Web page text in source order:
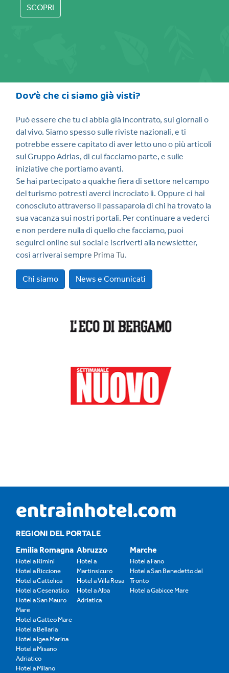
SCOPRI
Dov’è che ci siamo già visti?
Può essere che tu ci abbia già incontrato, sui giornali o
dal vivo. Siamo spesso sulle riviste nazionali, e ti
potrebbe essere capitato di aver letto uno o più articoli
sul Gruppo Adrias, di cui facciamo parte, e sulle
iniziative che portiamo avanti.
Se hai partecipato a qualche fiera di settore nel campo
del turismo potresti averci incrociato lì. Oppure ci hai
conosciuto attraverso il passaparola di chi ha trovato la
sua vacanza sui nostri portali. Per continuare a vederci
e non perdere nulla di quello che facciamo, puoi
seguirci online sui social e iscriverti alla newsletter,
così arriverai sempre Prima Tu.
Chi siamo News e Comunicati
REGIONI DEL PORTALE
Emilia Romagna
Hotel a Rimini
Hotel a Riccione
Hotel a Cattolica
Hotel a Cesenatico
Hotel a San Mauro
Mare
Hotel a Gatteo Mare
Hotel a Bellaria
Hotel a Igea Marina
Hotel a Misano
Adriatico
Hotel a Milano
Abruzzo
Hotel a
Martinsicuro
Hotel a Villa Rosa
Hotel a Alba
Adriatica
Marche
Hotel a Fano
Hotel a San Benedetto del
Tronto
Hotel a Gabicce Mare